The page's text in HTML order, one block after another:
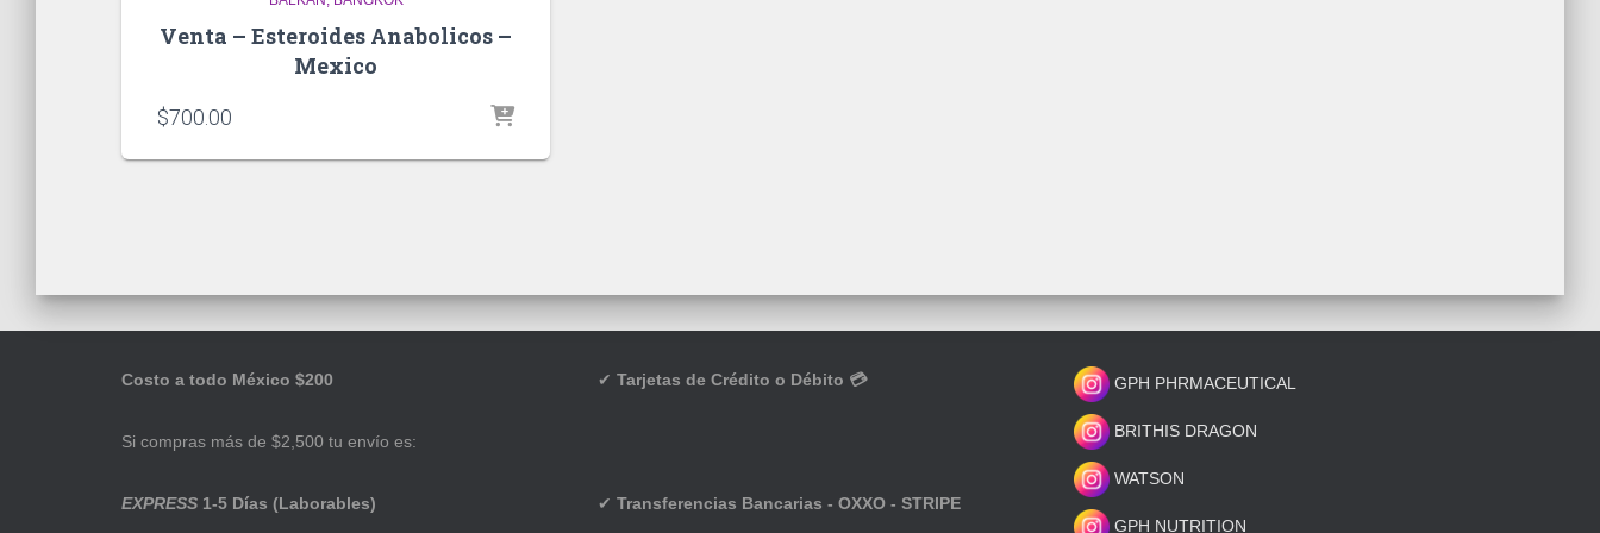
Venta – Esteroides Anabolicos –
Mexico
$700.00
Costo a todo México $200
Si compras más de $2,500 tu envío es:
EXPRESS 1-5 Días (Laborables)
✔ Tarjetas de Crédito o Débito 💳
✔ Transferencias Bancarias - OXXO - STRIPE
GPH PHRMACEUTICAL
BRITHIS DRAGON
WATSON
GPH NUTRITION